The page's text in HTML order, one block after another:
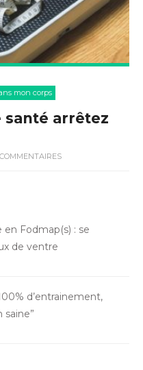
mon corps
santé arrêtez
Fodmap(s) : se
de ventre
d’entrainement,
saine”